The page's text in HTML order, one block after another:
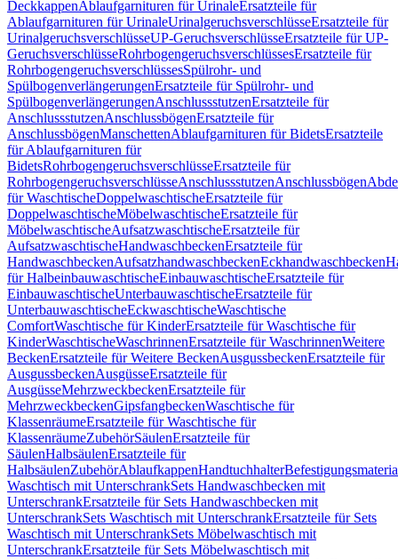
DeckkappenAblaufgarnituren für UrinaleErsatzteile für
Ablaufgarnituren für UrinaleUrinalgeruchsverschlüsseErsatzteile für
UrinalgeruchsverschlüsseUP-GeruchsverschlüsseErsatzteile für UP-
GeruchsverschlüsseRohrbogengeruchsverschlüssesErsatzteile für
RohrbogengeruchsverschlüssesSpülrohr- und
SpülbogenverlängerungenErsatzteile für Spülrohr- und
SpülbogenverlängerungenAnschlussstutzenErsatzteile für
AnschlussstutzenAnschlussbögenErsatzteile für
AnschlussbögenManschettenAblaufgarnituren für BidetsErsatzteile
für Ablaufgarnituren für
BidetsRohrbogengeruchsverschlüsseErsatzteile für
RohrbogengeruchsverschlüsseAnschlussstutzenAnschlussbögen
für WaschtischeDoppelwaschtischeErsatzteile für
DoppelwaschtischeMöbelwaschtischeErsatzteile für
MöbelwaschtischeAufsatzwaschtischeErsatzteile für
AufsatzwaschtischeHandwaschbeckenErsatzteile für
HandwaschbeckenAufsatzhandwaschbeckenEckhandwaschbecken
für HalbeinbauwaschtischeEinbauwaschtischeErsatzteile für
EinbauwaschtischeUnterbauwaschtischeErsatzteile für
UnterbauwaschtischeEckwaschtischeWaschtische
ComfortWaschtische für KinderErsatzteile für Waschtische für
KinderWaschtischeWaschrinnenErsatzteile für WaschrinnenWeitere
BeckenErsatzteile für Weitere BeckenAusgussbeckenErsatzteile für
AusgussbeckenAusgüsseErsatzteile für
AusgüsseMehrzweckbeckenErsatzteile für
MehrzweckbeckenGipsfangbeckenWaschtische für
KlassenräumeErsatzteile für Waschtische für
KlassenräumeZubehörSäulenErsatzteile für
SäulenHalbsäulenErsatzteile für
HalbsäulenZubehörAblaufkappenHandtuchhalter
Waschtisch mit UnterschrankSets Handwaschbecken mit
UnterschrankErsatzteile für Sets Handwaschbecken mit
UnterschrankSets Waschtisch mit UnterschrankErsatzteile für Sets
Waschtisch mit UnterschrankSets Möbelwaschtisch mit
UnterschrankErsatzteile für Sets Möbelwaschtisch mit